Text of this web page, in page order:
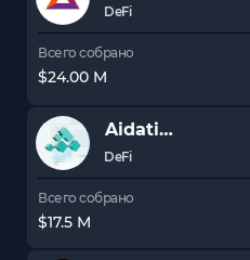
DeFi
Всего собрано
$24.00 M
Aidatify
DeFi
Всего собрано
$17.5 M